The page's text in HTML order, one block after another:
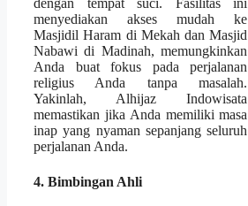
dengan tempat suci. Fasilitas ini
menyediakan akses mudah ke
Masjidil Haram di Mekah dan Masjid
Nabawi di Madinah, memungkinkan
Anda buat fokus pada perjalanan
religius Anda tanpa masalah.
Yakinlah, Alhijaz Indowisata
memastikan jika Anda memiliki masa
inap yang nyaman sepanjang seluruh
perjalanan Anda.
4. Bimbingan Ahli